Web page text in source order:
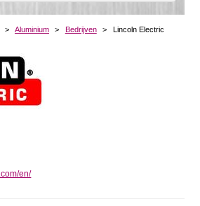
> Aluminium > Bedrijven > Lincoln Electric
en/